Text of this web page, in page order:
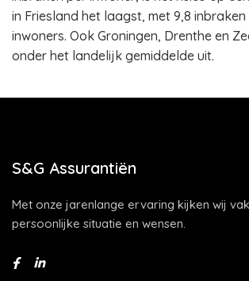
in Friesland het laagst, met 9,8 inbraken
inwoners. Ook Groningen, Drenthe en
onder het landelijk gemiddelde uit.
S&G Assurantiën
Met onze jarenlange ervaring kijken wij
persoonlijke situatie en wensen.